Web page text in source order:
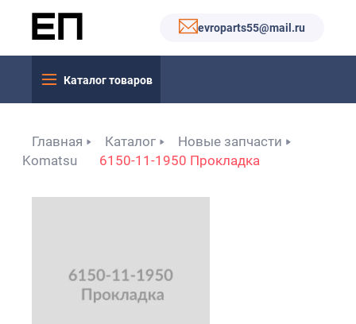
evroparts55@mail.ru
Каталог товаров
Главная Каталог
Новые запчасти
Komatsu
6150-11-1950 Прокладка